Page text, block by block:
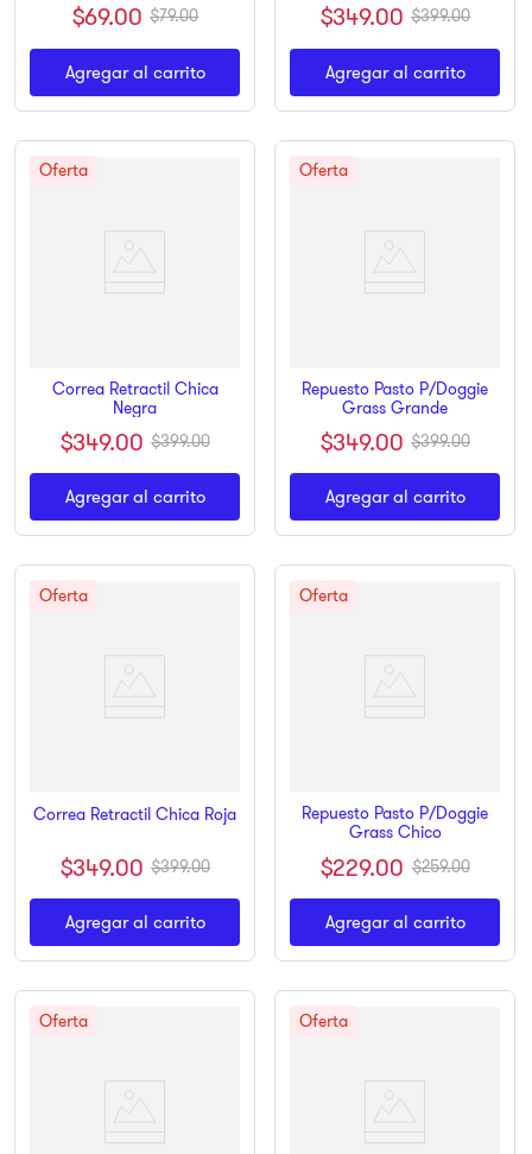
$69.00 $79.00
Agregar al carrito
$349.00 $399.00
Agregar al carrito
Correa Retractil Chica
Negra
$349.00 $399.00
Agregar al carrito
Repuesto Pasto P/Doggie
Grass Grande
$349.00 $399.00
Agregar al carrito
Correa Retractil Chica Roja
$349.00 $399.00
Agregar al carrito
Repuesto Pasto P/Doggie
Grass Chico
$229.00 $259.00
Agregar al carrito